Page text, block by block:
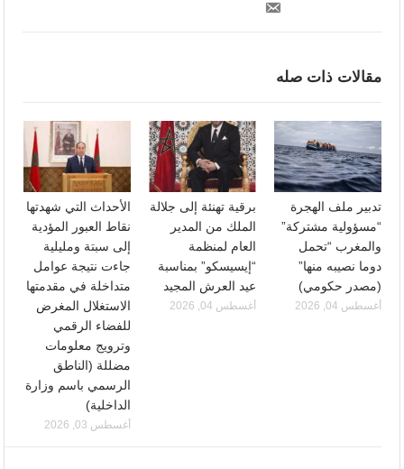
مقالات ذات صله
تدبير ملف الهجرة
“مسؤولية مشتركة”
والمغرب “تحمل
دوما نصيبه منها”
(مصدر حكومي)
أغسطس 04, 2026
برقية تهنئة إلى جلالة
الملك من المدير
العام لمنظمة
“إيسيسكو” بمناسبة
عيد العرش المجيد
أغسطس 04, 2026
الأحداث التي شهدتها
نقاط العبور المؤدية
إلى سبتة ومليلية
جاءت نتيجة عوامل
متداخلة في مقدمتها
الاستغلال المغرض
للفضاء الرقمي
وترويج معلومات
مضللة (الناطق
الرسمي باسم وزارة
الداخلية)
أغسطس 03, 2026